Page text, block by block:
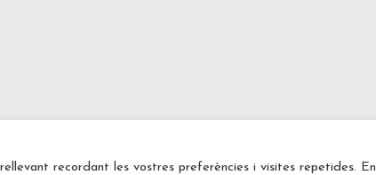
Maria recordant les vostres preferències i visites repetides. En